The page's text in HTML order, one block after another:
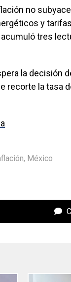
no
y
tres
la decisión
recorte la tasa
, México